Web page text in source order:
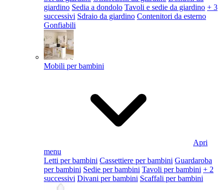
giardino Sedia a dondolo Tavoli e sedie da giardino + 3
successivi Sdraio da giardino Contenitori da esterno
Gonfiabili
Mobili per bambini
Apri
menu
Letti per bambini Cassettiere per bambini Guardaroba
per bambini Sedie per bambini Tavoli per bambini + 2
successivi Divani per bambini Scaffali per bambini